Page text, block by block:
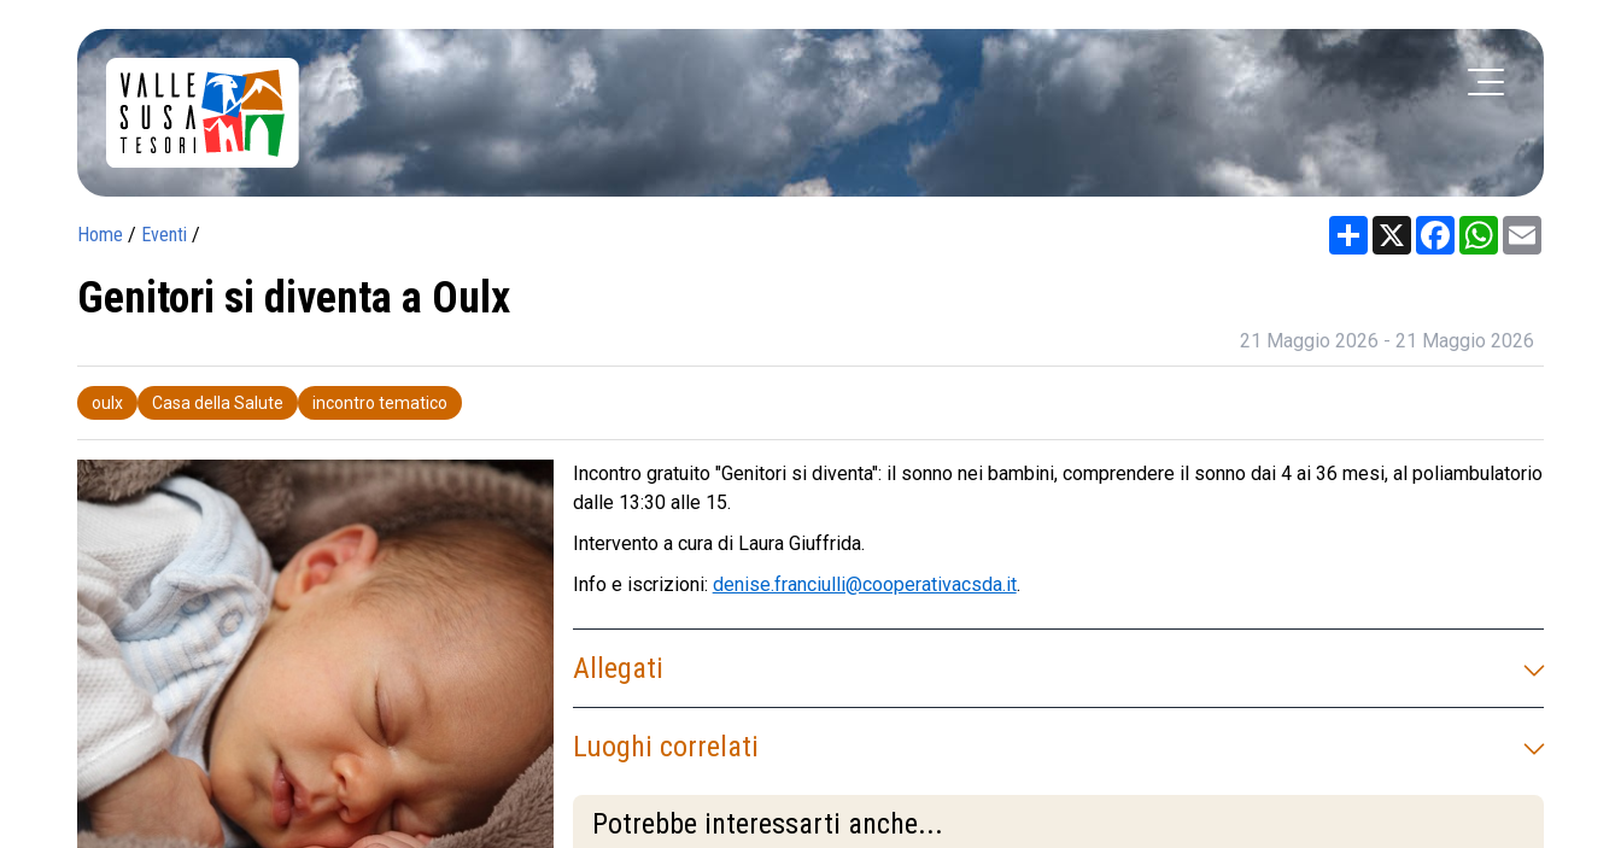
Home / Eventi / Share X FacebookWhatsApp
Genitori si diventa a Oulx
21 Maggio 2026 - 21 Maggio 2026
oulx Casa della Salute incontro tematico
Incontro gratuito "Genitori si diventa": il sonno nei bambini, comprendere il sonno dai 4 ai 36 mesi, al poliambulatorio
dalle 13:30 alle 15.
Intervento a cura di Laura Giuffrida.
Info e iscrizioni: denise.franciulli@cooperativacsda.it.
Allegati
Luoghi correlati
Potrebbe interessarti anche...